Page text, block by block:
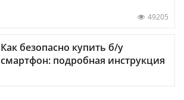
49205
Как безопасно купить б/у
смартфон: подробная инструкция